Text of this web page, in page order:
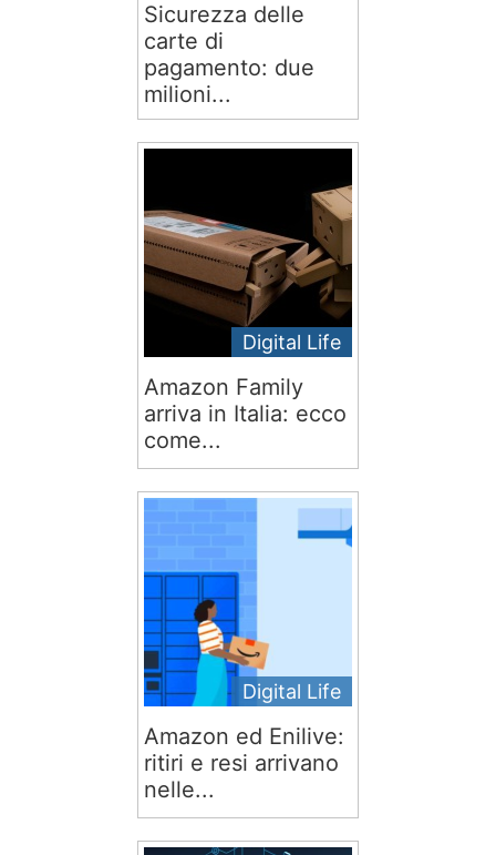
Sicurezza delle
carte di
pagamento: due
milioni...
Digital Life
Amazon Family
arriva in Italia: ecco
come...
Digital Life
Amazon ed Enilive:
ritiri e resi arrivano
nelle...